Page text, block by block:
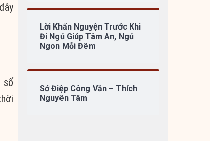
số
Lời Khấn Nguyện Trước Khi
Đi Ngủ Giúp Tâm An, Ngủ
Ngon Mỗi Đêm
Sớ Điệp Công Văn – Thích
Nguyên Tâm